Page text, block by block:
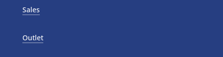
Sales
Outlet